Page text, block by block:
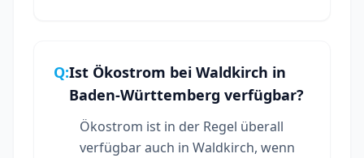
Q:Ist Ökostrom bei Waldkirch in
Baden-Württemberg verfügbar?
Ökostrom ist in der Regel überall
verfügbar auch in Waldkirch, wenn